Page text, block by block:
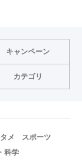
キャンペーン
カテゴリ
メ
スポーツ
科学